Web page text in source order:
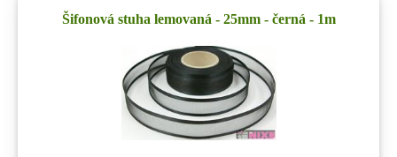
Šifonová stuha lemovaná - 25mm - černá - 1m